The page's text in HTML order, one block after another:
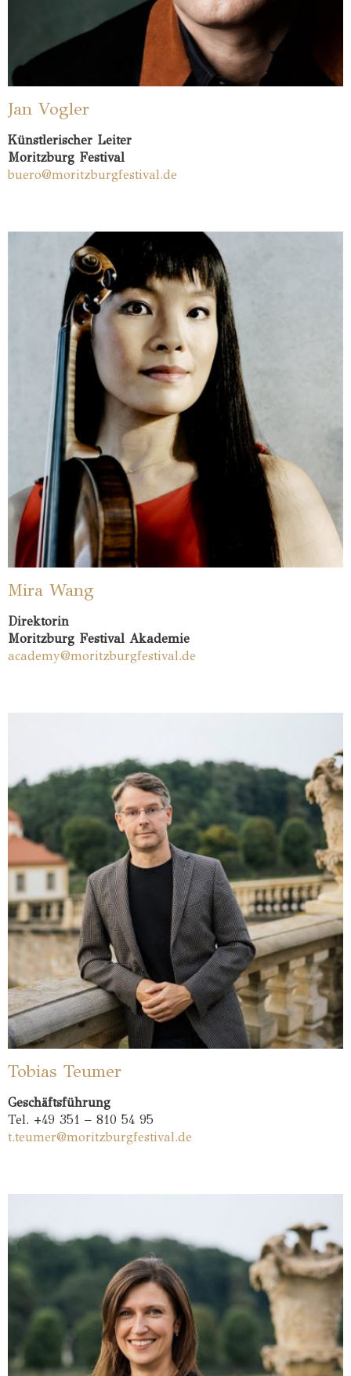
Jan Vogler
Künstlerischer Leiter
Moritzburg Festival
buero@moritzburgfestival.de
Mira Wang
Direktorin
Moritzburg Festival Akademie
academy@moritzburgfestival.de
Tobias Teumer
Geschäftsführung
Tel. +49 351 – 810 54 95
t.teumer@moritzburgfestival.de